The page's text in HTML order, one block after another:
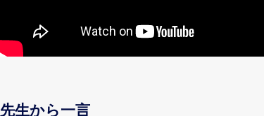
先生から一言